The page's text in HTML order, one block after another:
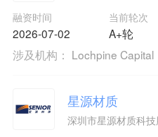
融资时间
2026-07-02
当前轮次
A+轮
涉及机构： Lochpine Capital
星源材质
深圳市星源材质科